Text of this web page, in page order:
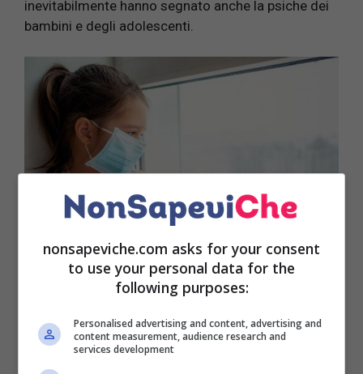
inevitabilmente hanno segnato anche la psiche dei
bambini e degli adolescenti.
paesi, due ore a settimana e potete dire addio allo
stress
nonsapeviche.com asks for your consent
to use your personal data for the
following purposes:
Personalised advertising and content, advertising and
content measurement, audience research and
services development